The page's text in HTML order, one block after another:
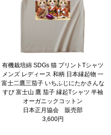
有機栽培綿 SDGs 猫 プリントTシャツ
メンズ レディース 和柄 日本縁起物 一
富士二鷹三茄子 いちふじにたかさんな
すび 富士山 鷹 茄子 縁起Tシャツ 半袖
オーガニックコットン
日本正月協会 販売部
3,600円